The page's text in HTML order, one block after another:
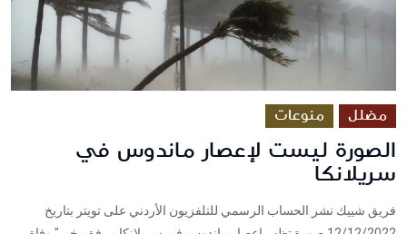
مضلل منوعات
الصورة ليست لإعصار ماندوس في
سريلانكا
فريق شييك نشر الحساب الرسمي للتلفزيون الأردني على تويتر بتاريخ